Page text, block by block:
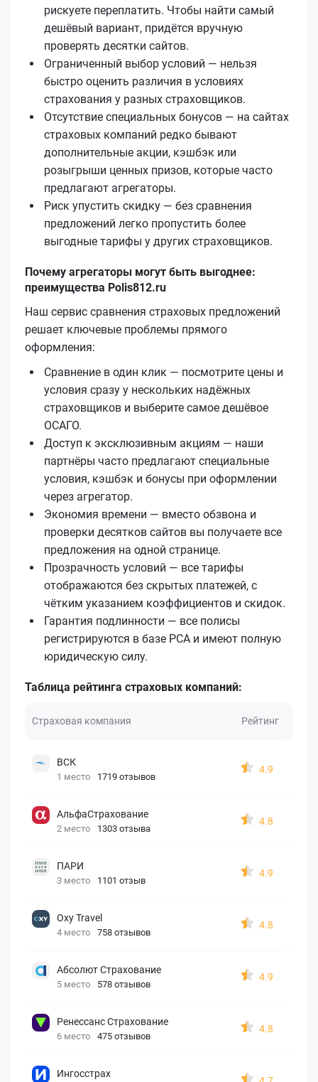
рискуете переплатить. Чтобы найти самый
дешёвый вариант, придётся вручную
проверять десятки сайтов.
Ограниченный выбор условий — нельзя
быстро оценить различия в условиях
страхования у разных страховщиков.
Отсутствие специальных бонусов — на сайтах
страховых компаний редко бывают
дополнительные акции, кэшбэк или
розыгрыши ценных призов, которые часто
предлагают агрегаторы.
Риск упустить скидку — без сравнения
предложений легко пропустить более
выгодные тарифы у других страховщиков.
Почему агрегаторы могут быть выгоднее:
преимущества Polis812.ru
Наш сервис сравнения страховых предложений
решает ключевые проблемы прямого
оформления:
Сравнение в один клик — посмотрите цены и
условия сразу у нескольких надёжных
страховщиков и выберите самое дешёвое
ОСАГО.
Доступ к эксклюзивным акциям — наши
партнёры часто предлагают специальные
условия, кэшбэк и бонусы при оформлении
через агрегатор.
Экономия времени — вместо обзвона и
проверки десятков сайтов вы получаете все
предложения на одной странице.
Прозрачность условий — все тарифы
отображаются без скрытых платежей, с
чётким указанием коэффициентов и скидок.
Гарантия подлинности — все полисы
регистрируются в базе РСА и имеют полную
юридическую силу.
Таблица рейтинга страховых компаний:
Страховая компания Рейтинг
ВСК
1 место 1719 отзывов
4.9
АльфаСтрахование
2 место 1303 отзыва
4.8
ПАРИ
3 место 1101 отзыв
4.9
Oxy Travel
4 место 758 отзывов
4.8
Абсолют Страхование
5 место 578 отзывов
4.9
Ренессанс Страхование
6 место 475 отзывов
4.8
Ингосстрах